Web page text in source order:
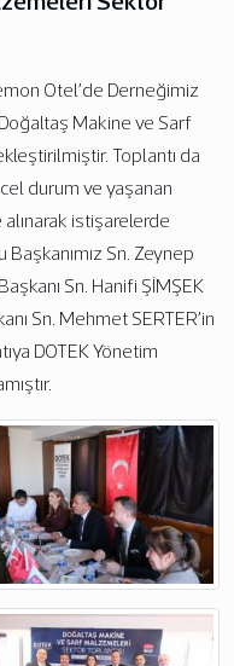
Otel’de Derneğimiz
Makine ve Sarf
Toplantı da
durum ve yaşanan
alınarak istişarelerde
Sn. Zeynep
Sn. Hanifi ŞİMŞEK
Sn. Mehmet SERTER’in
DOTEK Yönetim